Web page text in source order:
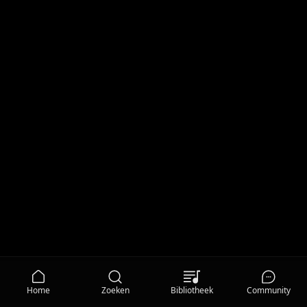
Home Zoeken Bibliotheek Community